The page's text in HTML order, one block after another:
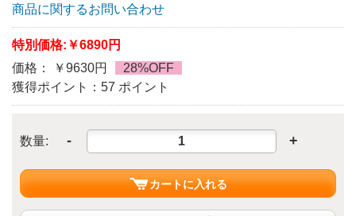
商品に関するお問い合わせ
特別価格: ￥6890円
価格： ￥9630円
28%OFF
獲得ポイント：57 ポイント
数量: - +
カートに入れる